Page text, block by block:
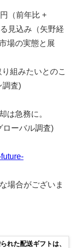
（前年比 +
見込み（矢野経
場の実態と展
組みたいとのこ
調査)
は急務に。
ローバル調査)
場合がございま
れた配送ギフトは、